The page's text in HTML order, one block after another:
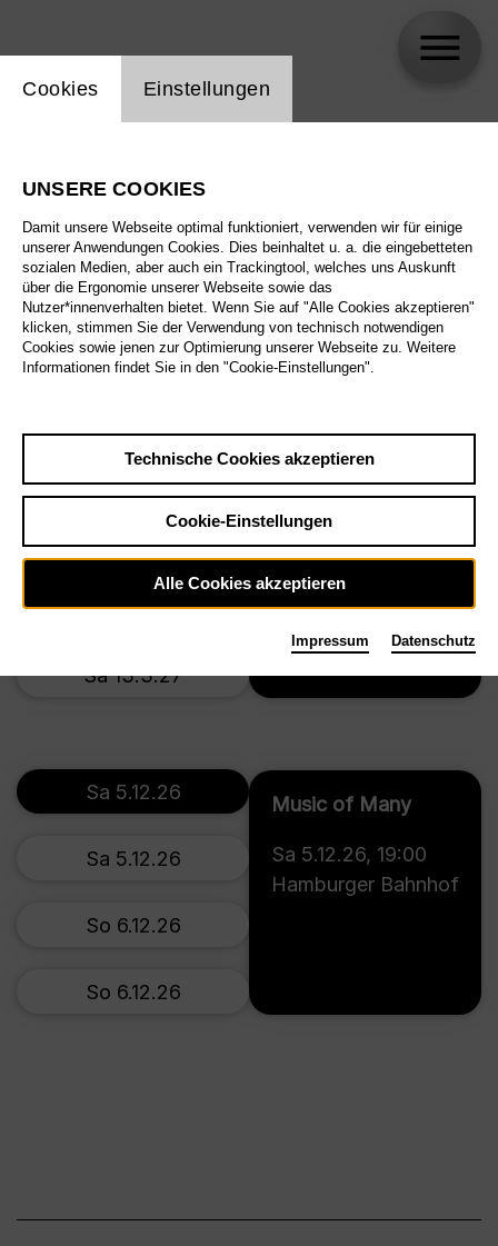
Biographie
Spielplan
Music of Changes
Preise ab € 35,00
Tischlerei
Fr 5.3.27
Do 11.3.27
Fr 12.3.27
Sa 13.3.27
Music of Many
Sa 5.12.26, 19:00
Hamburger Bahnhof
Sa 5.12.26
Sa 5.12.26
So 6.12.26
So 6.12.26
Einstellung Website Cookie
Cookies Einstellungen
UNSERE COOKIES
Damit unsere Webseite optimal funktioniert, verwenden wir für einige
unserer Anwendungen Cookies. Dies beinhaltet u. a. die eingebetteten
sozialen Medien, aber auch ein Trackingtool, welches uns Auskunft
über die Ergonomie unserer Webseite sowie das
Nutzer*innenverhalten bietet. Wenn Sie auf "Alle Cookies akzeptieren"
klicken, stimmen Sie der Verwendung von technisch notwendigen
Cookies sowie jenen zur Optimierung unserer Webseite zu. Weitere
Informationen findet Sie in den "Cookie-Einstellungen".
Technische Cookies akzeptieren
Cookie-Einstellungen
Alle Cookies akzeptieren
Impressum Datenschutz